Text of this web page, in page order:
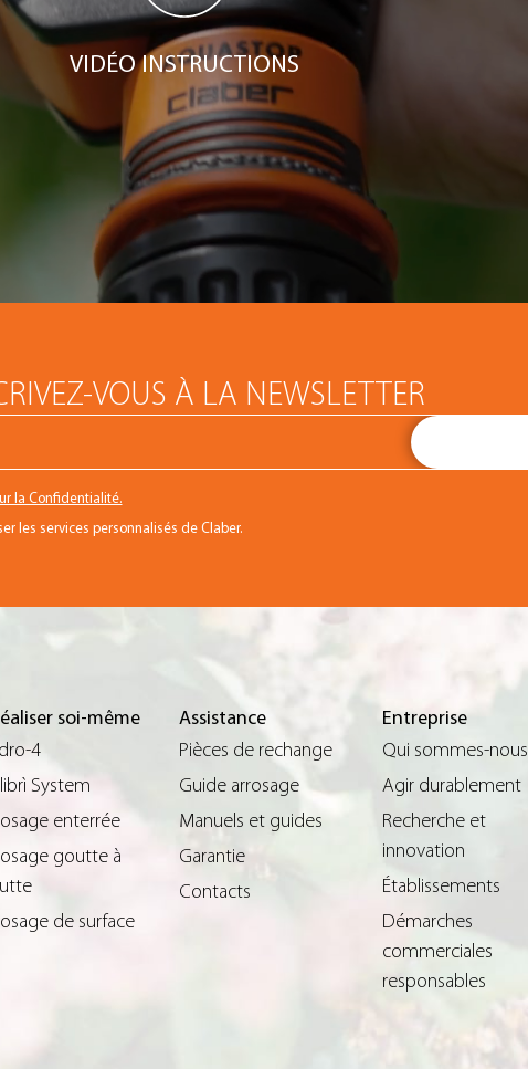
VIDÉO INSTRUCTIONS
VOUS À LA NEWSLETTER
la Confidentialité.
les services personnalisés de Claber.
soi-même
4
System
enterrée
goutte à
de surface
Assistance
Pièces de rechange
Guide arrosage
Manuels et guides
Garantie
Contacts
Entreprise
Qui sommes-nous
Agir durablement
Recherche et
innovation
Établissements
Démarches
commerciales
responsables